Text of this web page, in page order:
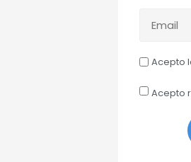
Acepto
Acepto